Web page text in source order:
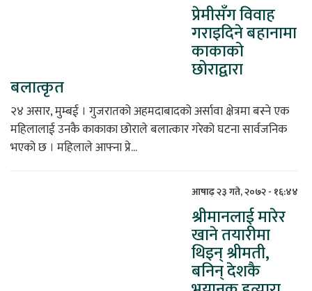
प्रेमीसँग विवाह
गराइदिने बहानामा
काकाको
छोराद्वारा
बलात्कृत
२४ असार, मुम्बई । गुजरातको अहमदाबादको अर्सावा क्षेत्रमा बस्ने एक
महिलालाई उनकै काकाका छोराले बलात्कार गरेको घटना सार्वजनिक
भएको छ । महिलाले आफ्ना प्रे...
आषाढ़ २३ गते, २०७२ - १६:४४
श्रीमानलाई मारेर
खाने तयारीमा
थिइन् श्रीमती,
बनिन् देशकै